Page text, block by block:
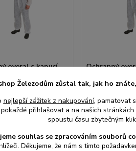
overal s kapucí
bílý
DPH
Skladem e-
shop,
odešleme
prac.dnů
Ochranný
45 g/m2, bílý
110 Kč
ks
91 Kčbez DPH
Železodům zůstal tak, jak ho
nejlepší zážitek z nakupování, pamatovat
přihlašovat a na našich
spoustu času zbytečným
souhlas se zpracováním souborů
Děkujeme, že nám s tímto